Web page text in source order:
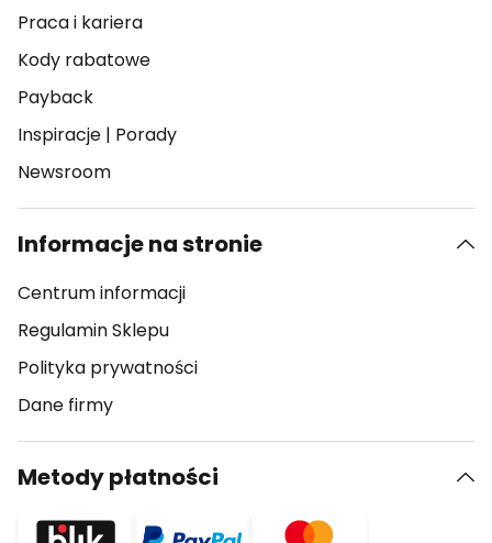
Praca i kariera
Kody rabatowe
Payback
Inspiracje | Porady
Newsroom
Informacje na stronie
Centrum informacji
Regulamin Sklepu
Polityka prywatności
Dane firmy
Metody płatności